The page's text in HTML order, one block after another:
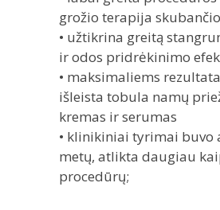
grožio terapija
• užtikrina greitą
ir odos pridrėkinimo
• maksimaliems
išleista tobula namų
kremas ir serumas
• klinikiniai tyrimai buvo
metų, atlikta daugiau
procedūrų;